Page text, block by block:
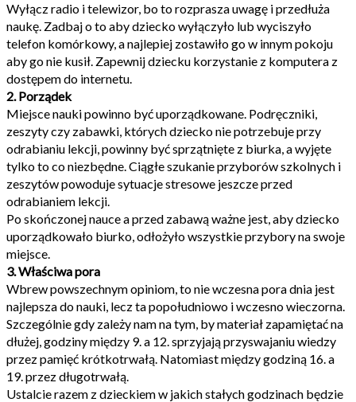
Wyłącz radio i telewizor, bo to rozprasza uwagę i przedłuża
naukę. Zadbaj o to aby dziecko wyłączyło lub wyciszyło
telefon komórkowy, a najlepiej zostawiło go w innym pokoju
aby go nie kusił. Zapewnij dziecku korzystanie z komputera z
dostępem do internetu.
2. Porządek
Miejsce nauki powinno być uporządkowane. Podręczniki,
zeszyty czy zabawki, których dziecko nie potrzebuje przy
odrabianiu lekcji, powinny być sprzątnięte z biurka, a wyjęte
tylko to co niezbędne. Ciągłe szukanie przyborów szkolnych i
zeszytów powoduje sytuacje stresowe jeszcze przed
odrabianiem lekcji.
Po skończonej nauce a przed zabawą ważne jest, aby dziecko
uporządkowało biurko, odłożyło wszystkie przybory na swoje
miejsce.
3. Właściwa pora
Wbrew powszechnym opiniom, to nie wczesna pora dnia jest
najlepsza do nauki, lecz ta popołudniowo i wczesno wieczorna.
Szczególnie gdy zależy nam na tym, by materiał zapamiętać na
dłużej, godziny między 9. a 12. sprzyjają przyswajaniu wiedzy
przez pamięć krótkotrwałą. Natomiast między godziną 16. a
19. przez długotrwałą.
Ustalcie razem z dzieckiem w jakich stałych godzinach będzie